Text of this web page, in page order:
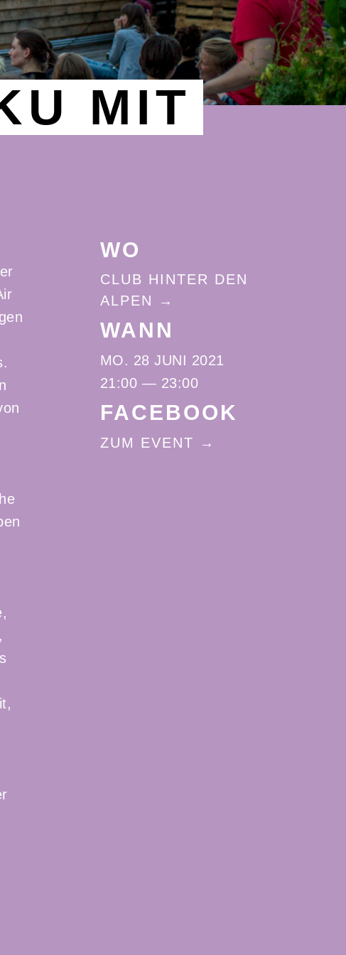
MIT
WO
CLUB HINTER DEN
ALPEN
WANN
MO. 28 JUNI 2021
21:00 — 23:00
FACEBOOK
ZUM EVENT